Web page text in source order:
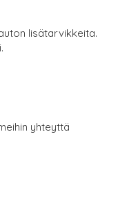
lisätarvikkeita.
yhteyttä